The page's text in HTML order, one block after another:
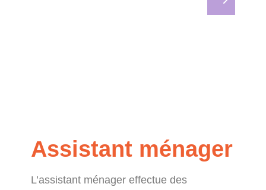
Assistant ménager
L’assistant ménager effectue des